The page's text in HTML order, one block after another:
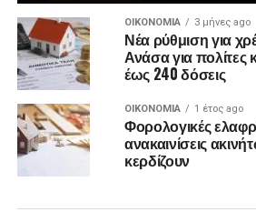
ΟΙΚΟΝΟΜΊΑ 3 μήνες ago
Νέα ρύθμιση για
Ανάσα για πολίτες
έως 240 δόσεις
ΟΙΚΟΝΟΜΊΑ 1 έτος ago
Φορολογικές
ανακαινίσεις
κερδίζουν